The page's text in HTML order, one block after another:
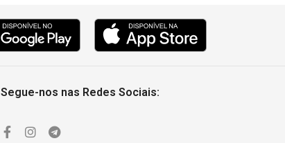
Segue-nos nas Redes Sociais: